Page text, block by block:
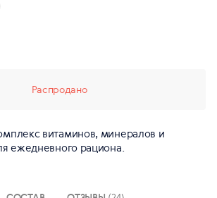
витаминов, минералов и
ежедневного рациона.
Распродано